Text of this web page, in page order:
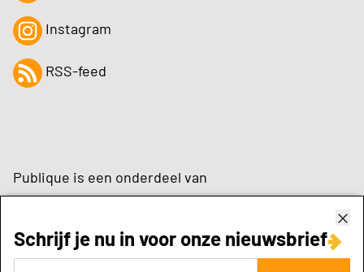
Schrijf je nu in voor onze nieuwsbrief
Instagram
RSS-feed
Publique is een onderdeel van